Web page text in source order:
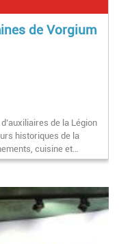
de Vorgium
de la Légion
historiques de la
cuisine et…